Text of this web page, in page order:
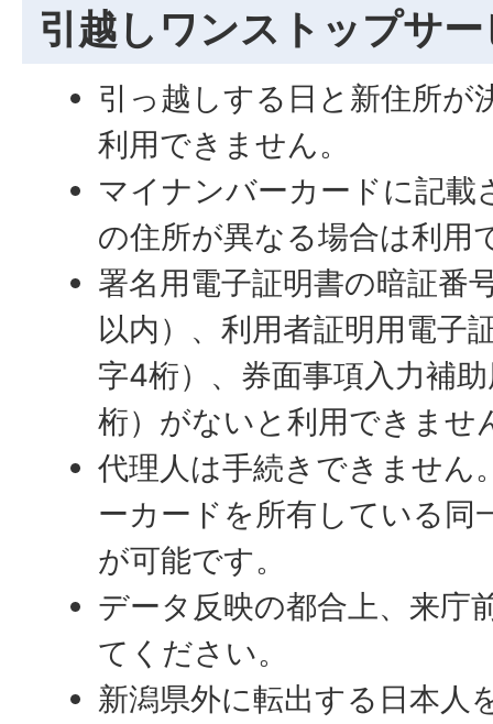
引越しワンストップサ
引っ越しする日と新住所が
利用できません。
マイナンバーカードに記載
の住所が異なる場合は利用
署名用電子証明書の暗証番
以内）、利用者証明用電子
字4桁）、券面事項入力補
桁）がないと利用できませ
代理人は手続きできません
ーカードを所有している同
が可能です。
データ反映の都合上、来庁
てください。
新潟県外に転出する日本人